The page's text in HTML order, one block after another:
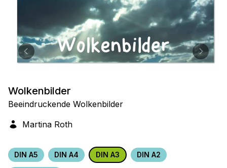
Wolkenbilder
Beeindruckende Wolkenbilder
Martina Roth
DIN A5 DIN A4 DIN A3 DIN A2